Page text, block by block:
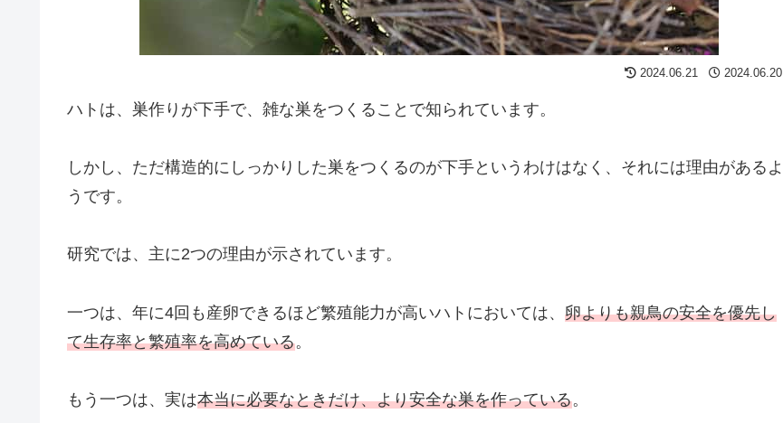
2024.06.21 2024.06.20
ハトは、巣作りが下手で、雑な巣をつくることで知られています。
しかし、ただ構造的にしっかりした巣をつくるのが下手というわけはなく、それには理由があるよ
うです。
研究では、主に2つの理由が示されています。
一つは、年に4回も産卵できるほど繁殖能力が高いハトにおいては、 卵よりも親鳥の安全を優先し
て生存率と繁殖率を高めている。
もう一つは、実は本当に必要なときだけ、より安全な巣を作っている。